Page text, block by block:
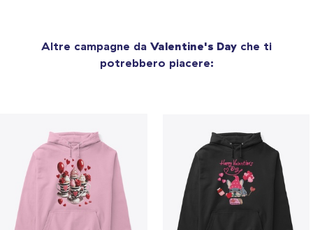
Altre campagne da Valentine's Day che ti
potrebbero piacere: